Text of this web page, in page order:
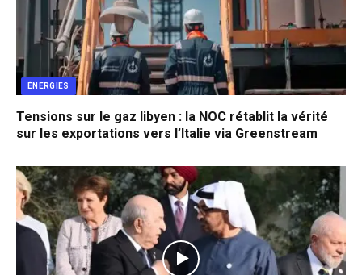
ÉNERGIES
Tensions sur le gaz libyen : la NOC rétablit la vérité
sur les exportations vers l’Italie via Greenstream